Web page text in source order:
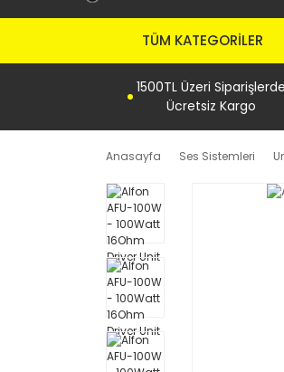
TÜM KATEGORILER
1500TL Üzeri Siparişlerde
Ücretsiz Kargo
Anasayfa Ses Sistemleri